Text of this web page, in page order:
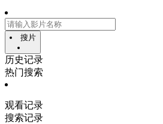
搜片
历史记录
热门搜索
观看记录
搜索记录